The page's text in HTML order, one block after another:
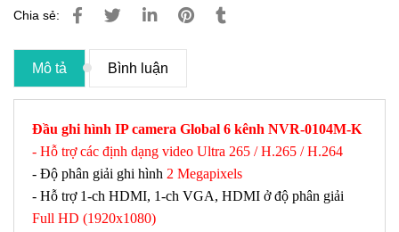
Chia sẻ:
Mô tả Bình luận
Đầu ghi hình IP camera Global 6 kênh NVR-0104M-K
- Hỗ trợ các định dạng video Ultra 265 / H.265 / H.264
- Độ phân giải ghi hình 2 Megapixels
- Hỗ trợ 1-ch HDMI, 1-ch VGA, HDMI ở độ phân giải
Full HD (1920x1080)